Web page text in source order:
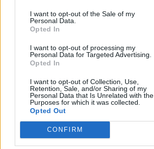
I want to opt-out of the Sale of my
Personal Data.
Opted In
I want to opt-out of processing my
Personal Data for Targeted Advertising.
Opted In
I want to opt-out of Collection, Use,
Retention, Sale, and/or Sharing of my
Personal Data that Is Unrelated with the
Purposes for which it was collected.
Opted Out
CONFIRM